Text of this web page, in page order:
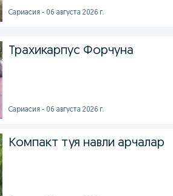
Сариасия - 06 августа 2026 г.
Трахикарпус Форчуна
Сариасия - 06 августа 2026 г.
Компакт туя навли арчалар